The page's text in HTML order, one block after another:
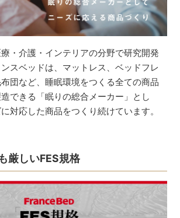
・介護・インテリアの分野で研究開発
スベッドは、マットレス、ベッドフレ
団など、睡眠環境をつくる全ての商品
できる「眠りの総合メーカー」とし
対応した商品をつくり続けています。
厳しいFES規格